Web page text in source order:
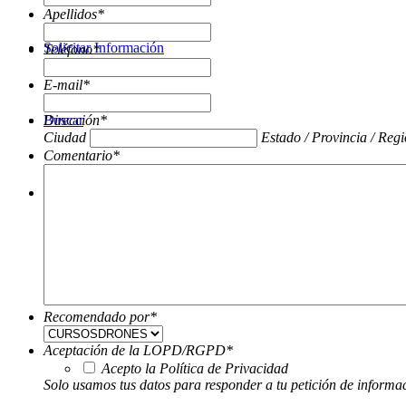
Solicitar Información
Buscar
Apellidos*
Teléfono*
E-mail*
Dirección*
Ciudad
Estado / Provincia /
Comentario*
Recomendado por*
Aceptación de la LOPD/RGPD*
Acepto la Política de Privacidad
Solo usamos tus datos para responder a tu petición de